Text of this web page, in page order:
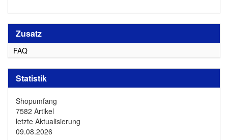
Zusatz
FAQ
Statistik
Shopumfang
7582 Artikel
letzte Aktualisierung
09.08.2026